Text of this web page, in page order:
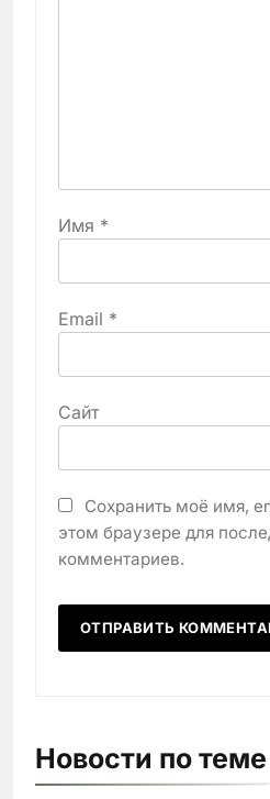
Имя *
Email *
Сайт
Сохранить моё имя,
этом браузере для
комментариев.
Новости по теме